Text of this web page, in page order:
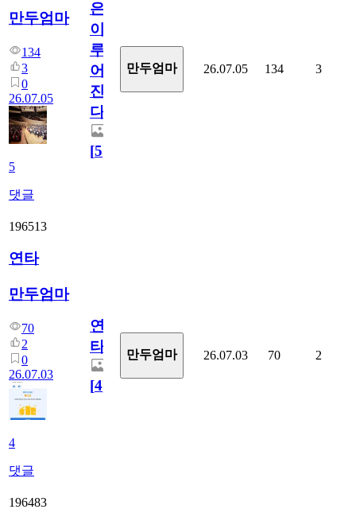
만두엄마
134
3
0
26.07.05
5
댓글
은
이
루
어
진
다.
[5]
만두엄마 26.07.05 134 3
196513
연타
만두엄마
70
2
0
26.07.03
4
댓글
연
타
[4]
만두엄마 26.07.03 70 2
196483